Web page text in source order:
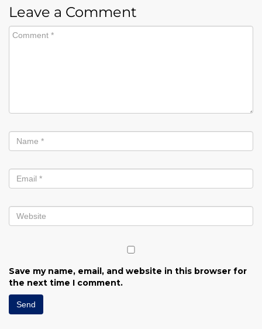
Leave a Comment
Save my name, email, and website in this browser for
the next time I comment.